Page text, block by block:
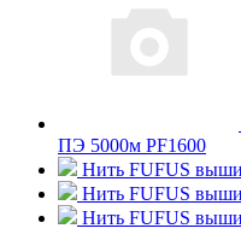
ПЭ 5000м PF1600
Нить FUFUS
Нить FUFUS
Нить FUFUS